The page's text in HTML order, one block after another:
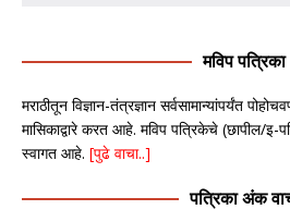
मविप पत्रिका
मराठीतून विज्ञान-तंत्रज्ञान सर्वसामान्यांपर्यंत
मासिकाद्वारे करत आहे. मविप पत्रिकेचे (छापील/इ-
स्वागत आहे. [पुढे वाचा..]
पत्रिका अंक